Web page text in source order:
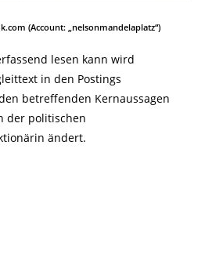
(Account: „nelsonmandelaplatz“)
lesen kann wird
in den Postings
betreffenden Kernaussagen
der politischen
ändert.